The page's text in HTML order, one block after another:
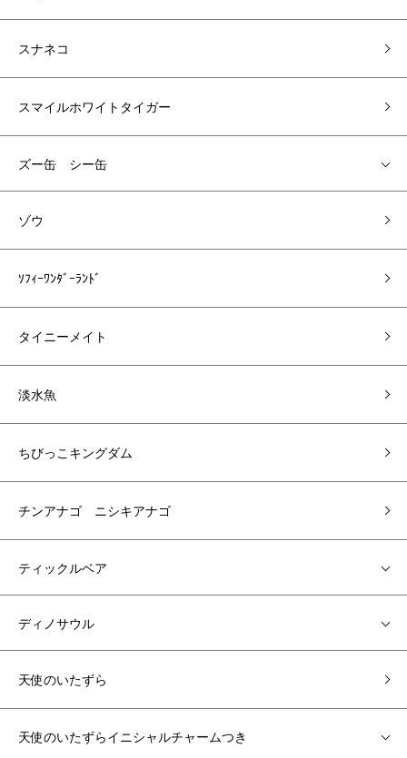
スナネコ
スマイルホワイトタイガー
ズー缶 シー缶
ゾウ
ｿﾌｨｰﾜﾝﾀﾞｰﾗﾝﾄﾞ
タイニーメイト
淡水魚
ちびっこキングダム
チンアナゴ ニシキアナゴ
ティックルベア
ディノサウル
天使のいたずら
天使のいたずらイニシャルチャームつき